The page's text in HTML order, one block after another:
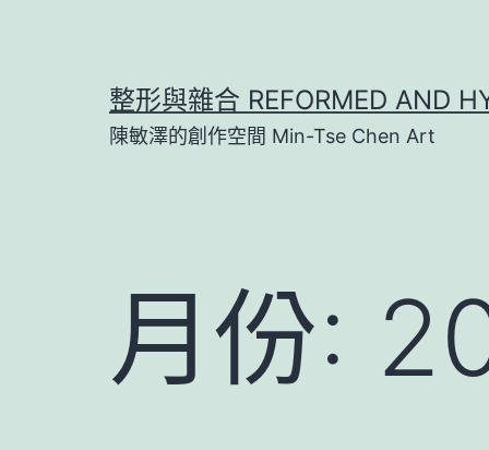
整形與雜合 REFORMED AND
陳敏澤的創作空間 Min-Tse Chen Art
月份: